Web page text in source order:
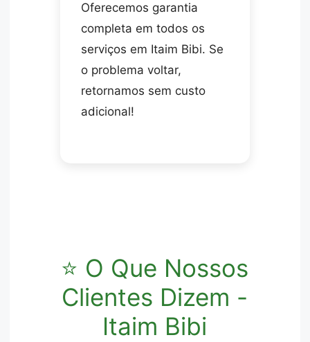
Oferecemos garantia
completa em todos os
serviços em Itaim Bibi. Se
o problema voltar,
retornamos sem custo
adicional!
⭐ O Que Nossos
Clientes Dizem -
Itaim Bibi